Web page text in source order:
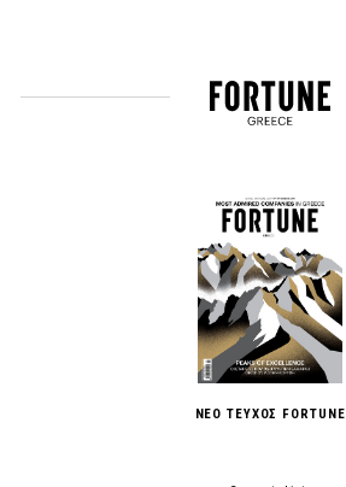
ΝΕΟ ΤΕΥΧΟΣ FORTUNE